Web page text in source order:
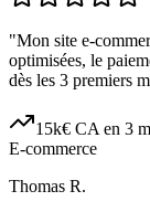
"Mon site e-
optimisées, le
dès les 3 premiers
15k€ CA en 3
E-commerce
Thomas R.